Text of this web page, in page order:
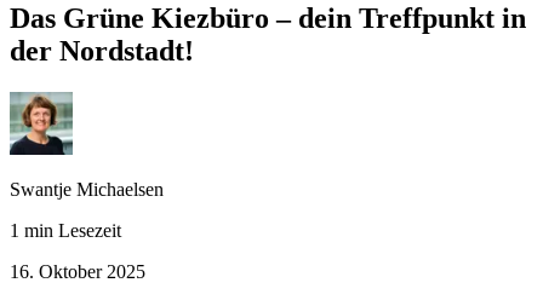
Das Grüne Kiezbüro – dein Treffpunkt in
der Nordstadt!
Swantje Michaelsen
1 min Lesezeit
16. Oktober 2025